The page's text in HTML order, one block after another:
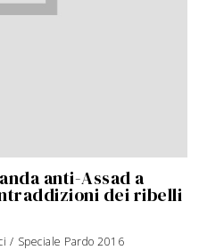
anti-Assad a
dei ribelli
/ Speciale Pardo 2016